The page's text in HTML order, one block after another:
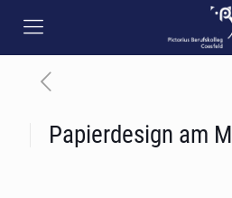
Papierdesign am